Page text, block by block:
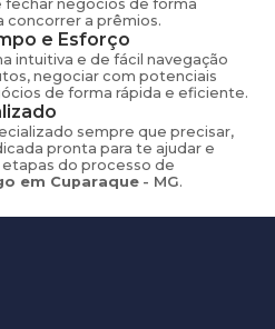
fechar negócios de forma
concorrer a prêmios.
e Esforço
intuitiva e de fácil navegação
negociar com potenciais
de forma rápida e eficiente.
sempre que precisar,
pronta para te ajudar e
do processo de
em Cuparaque - MG.